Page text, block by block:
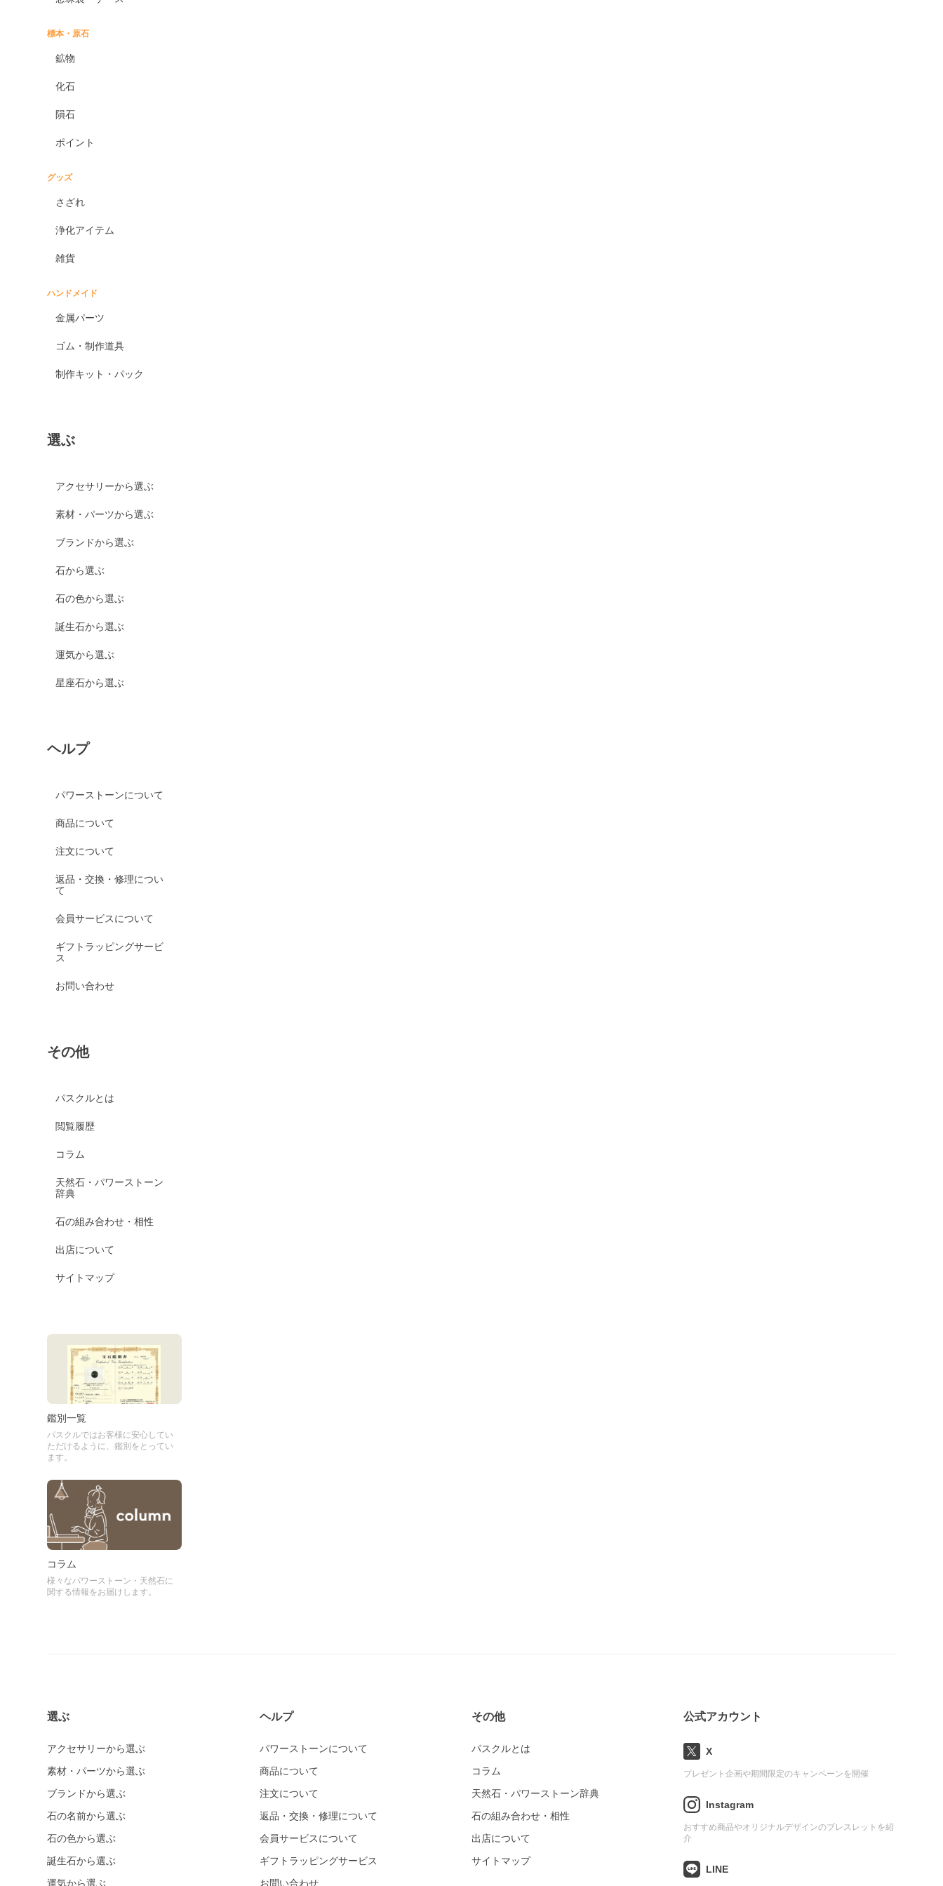
標本・原石
鉱物
化石
隕石
ポイント
グッズ
さざれ
浄化アイテム
雑貨
ハンドメイド
金属パーツ
ゴム・制作道具
制作キット・パック
選ぶ
アクセサリーから選ぶ
素材・パーツから選ぶ
ブランドから選ぶ
石から選ぶ
石の色から選ぶ
誕生石から選ぶ
運気から選ぶ
星座石から選ぶ
ヘルプ
パワーストーンについて
商品について
注文について
返品・交換・修理につい
て
会員サービスについて
ギフトラッピングサービ
ス
お問い合わせ
その他
パスクルとは
閲覧履歴
コラム
天然石・パワーストーン
辞典
石の組み合わせ・相性
出店について
サイトマップ
鑑別一覧
パスクルではお客様に安心してい
ただけるように、鑑別をとってい
ます。
コラム
様々なパワーストーン・天然石に
関する情報をお届けします。
選ぶ
アクセサリーから選ぶ
素材・パーツから選ぶ
ブランドから選ぶ
石の名前から選ぶ
石の色から選ぶ
誕生石から選ぶ
運気から選ぶ
ヘルプ
パワーストーンについて
商品について
注文について
返品・交換・修理について
会員サービスについて
ギフトラッピングサービス
お問い合わせ
その他
パスクルとは
コラム
天然石・パワーストーン辞典
石の組み合わせ・相性
出店について
サイトマップ
公式アカウント
X
プレゼント企画や期間限定のキャンペーンを開催
Instagram
おすすめ商品やオリジナルデザインのブレスレットを紹
介
LINE